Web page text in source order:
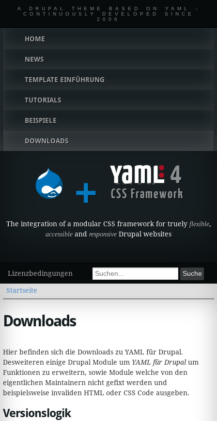
A DRUPAL THEME BASED ON YAML -
CONTINUOUSLY DEVELOPED SINCE
2006
Hauptmenü
HOME
NEWS
TEMPLATE EINFÜHRUNG
TUTORIALS
BEISPIELE
DOWNLOADS
+ YAML
4
CSS Framework
The integration of a modular CSS framework for truely flexible,
accessible and responsive Drupal websites
Suchformular
Suche
Sekundärmenü
Lizenzbedingungen
Sie sind hier
Startseite
Downloads
Hier befinden sich die Downloads zu YAML für Drupal.
Desweiteren einige Drupal Module um YAML für Drupal um
Funktionen zu erweitern, sowie Module welche von den
eigentlichen Maintainern nicht gefixt werden und
beispielsweise invaliden HTML oder CSS Code ausgeben.
Versionslogik